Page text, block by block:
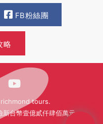
FB粉絲團
略
tours.
新台幣壹億貳仟肆佰萬元